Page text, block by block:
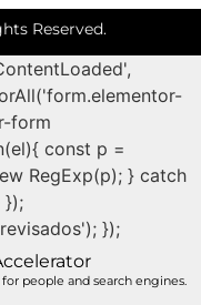
Reserved.
form
const p =
RegExp(p); } catch
});
});
people and search engines.